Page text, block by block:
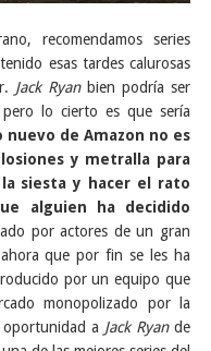
recomendamos series
esas tardes calurosas
Jack Ryanbien podría ser
pero lo cierto es que sería
nuevo de Amazon no es
y metralla para
siesta y hacer el rato
alguien ha decidido
por actores de un gran
que por fin se les ha
por un equipo que
monopolizado por la
oportunidad a Jack Ryande